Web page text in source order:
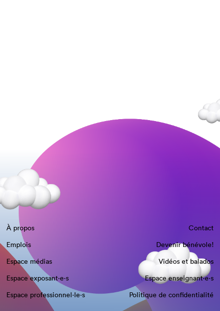
À propos
Contact
Emplois
Devenir bénévole!
Espace médias
Vidéos et balados
Espace exposant·e⋅s
Espace enseignant·e⋅s
Espace professionnel·le⋅s
Politique de confidentialité